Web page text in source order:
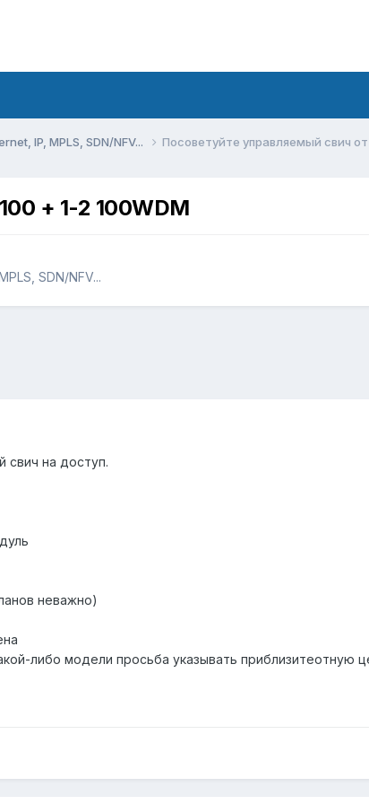
IP, MPLS, SDN/NFV... Посоветуйте управляемый свич
+ 1-2 100WDM
SDN/NFV...
свич на доступ.
неважно)
либо модели просьба указывать приблизитеотную